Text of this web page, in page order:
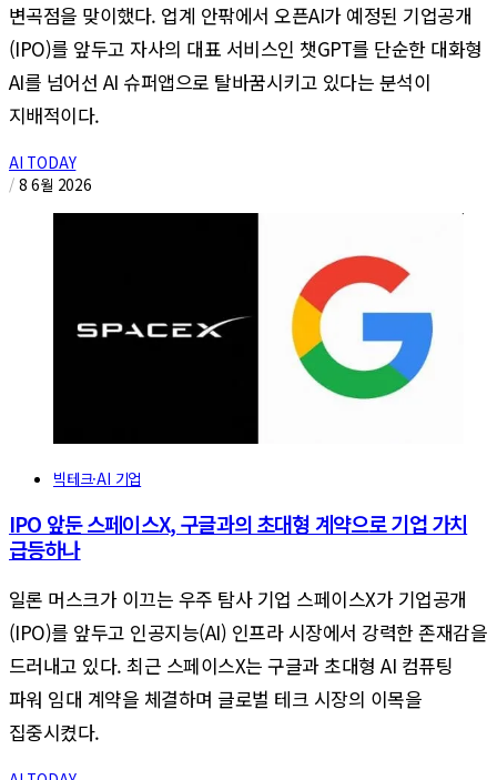
변곡점을 맞이했다. 업계 안팎에서 오픈AI가 예정된 기업공개
(IPO)를 앞두고 자사의 대표 서비스인 챗GPT를 단순한 대화형
AI를 넘어선 AI 슈퍼앱으로 탈바꿈시키고 있다는 분석이
지배적이다.
AI TODAY
/ 8 6월 2026
빅테크·AI 기업
IPO 앞둔 스페이스X, 구글과의 초대형 계약으로 기업 가치
급등하나
일론 머스크가 이끄는 우주 탐사 기업 스페이스X가 기업공개
(IPO)를 앞두고 인공지능(AI) 인프라 시장에서 강력한 존재감을
드러내고 있다. 최근 스페이스X는 구글과 초대형 AI 컴퓨팅
파워 임대 계약을 체결하며 글로벌 테크 시장의 이목을
집중시켰다.